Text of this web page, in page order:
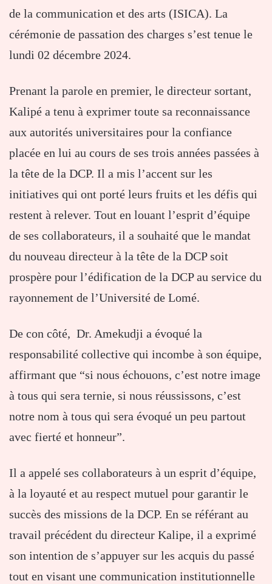
de la communication et des arts (ISICA). La
cérémonie de passation des charges s’est tenue le
lundi 02 décembre 2024.
Prenant la parole en premier, le directeur sortant,
Kalipé a tenu à exprimer toute sa reconnaissance
aux autorités universitaires pour la confiance
placée en lui au cours de ses trois années passées à
la tête de la DCP. Il a mis l’accent sur les
initiatives qui ont porté leurs fruits et les défis qui
restent à relever. Tout en louant l’esprit d’équipe
de ses collaborateurs, il a souhaité que le mandat
du nouveau directeur à la tête de la DCP soit
prospère pour l’édification de la DCP au service du
rayonnement de l’Université de Lomé.
De con côté, Dr. Amekudji a évoqué la
responsabilité collective qui incombe à son équipe,
affirmant que “si nous échouons, c’est notre image
à tous qui sera ternie, si nous réussissons, c’est
notre nom à tous qui sera évoqué un peu partout
avec fierté et honneur”.
Il a appelé ses collaborateurs à un esprit d’équipe,
à la loyauté et au respect mutuel pour garantir le
succès des missions de la DCP. En se référant au
travail précédent du directeur Kalipe, il a exprimé
son intention de s’appuyer sur les acquis du passé
tout en visant une communication institutionnelle